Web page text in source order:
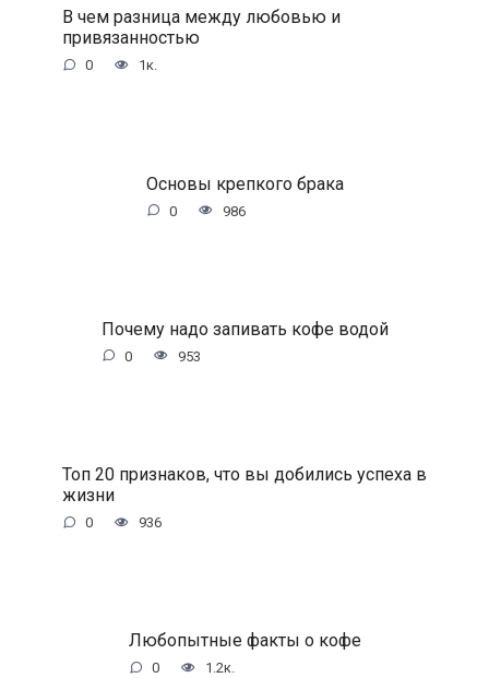
В чем разница между любовью и
привязанностью
0 1к.
Основы крепкого брака
0 986
Почему надо запивать кофе водой
0 953
Топ 20 признаков, что вы добились успеха в
жизни
0 936
Любопытные факты о кофе
0 1.2к.